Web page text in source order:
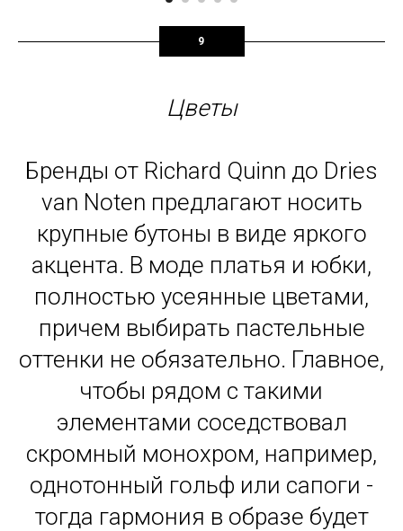
9
Цветы
Бренды от Richard Quinn до Dries
van Noten предлагают носить
крупные бутоны в виде яркого
акцента. В моде платья и юбки,
полностью усеянные цветами,
причем выбирать пастельные
оттенки не обязательно. Главное,
чтобы рядом с такими
элементами соседствовал
скромный монохром, например,
однотонный гольф или сапоги -
тогда гармония в образе будет